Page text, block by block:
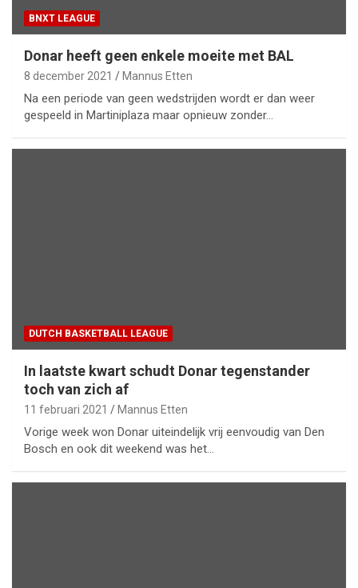
BNXT LEAGUE
Donar heeft geen enkele moeite met BAL
8 december 2021 Mannus Etten
Na een periode van geen wedstrijden wordt er dan weer
gespeeld in Martiniplaza maar opnieuw zonder…
DUTCH BASKETBALL LEAGUE
In laatste kwart schudt Donar tegenstander
toch van zich af
11 februari 2021 Mannus Etten
Vorige week won Donar uiteindelijk vrij eenvoudig van Den
Bosch en ook dit weekend was het…